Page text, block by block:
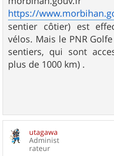
https://
sentier côtier) est
vélos. Mais le PNR
sentiers, qui sont
plus de 1000 km) .
utagawa
Administ
rateur